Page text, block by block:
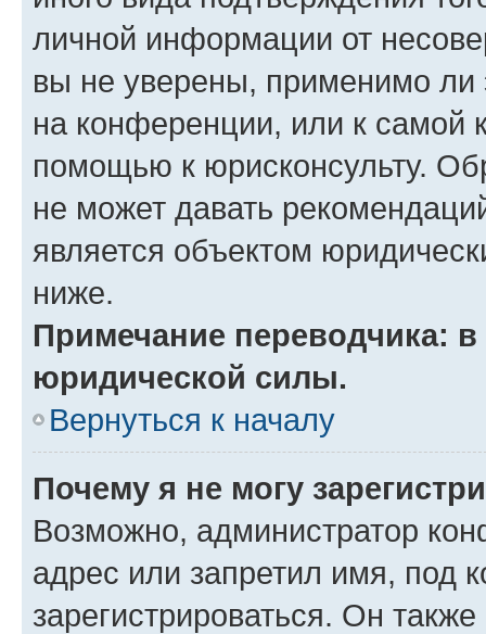
личной информации от
вы не уверены, применимо ли
на конференции, или к самой
помощью к юрисконсульту.
не может давать
является объектом
ниже.
Примечание переводчика:
юридической силы.
Вернуться к началу
Почему я не могу
Возможно, администратор
адрес или запретил имя, под
зарегистрироваться. Он